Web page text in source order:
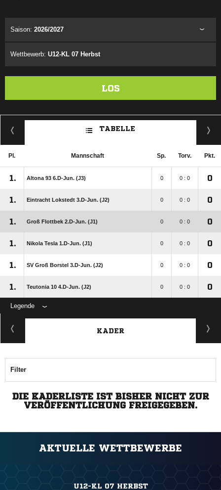
Saison: 2026/2027
Wettbewerb: U12-KL 07 Herbst
LOS
TABELLE
Pl. Mannschaft Sp. Torv. Pkt.
1. Altona 93 6.D-Jun. (J3) 0 0 : 0 0
1. Eintracht Lokstedt 3.D-Jun. (J2) 0 0 : 0 0
1. Groß Flottbek 2.D-Jun. (J1) 0 0 : 0 0
1. Nikola Tesla 1.D-Jun. (J1) 0 0 : 0 0
1. SV Groß Borstel 3.D-Jun. (J2) 0 0 : 0 0
1. Teutonia 10 4.D-Jun. (J2) 0 0 : 0 0
Legende
KADER
Filter
DIE KADERLISTE IST BISHER NICHT ZUR
VERÖFFENTLICHUNG FREIGEGEBEN.
AKTUELLE WETTBEWERBE
U12-KL 07 HERBST